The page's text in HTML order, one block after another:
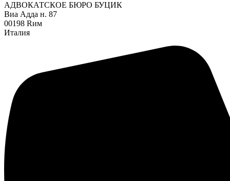
АДВОКАТСКОЕ БЮРО БУЦИК
Виа Адда н. 87
00198 Rим
Италия